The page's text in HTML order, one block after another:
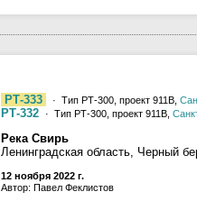
РТ-333 · Тип РТ-300, проект 911В,
РТ-332 · Тип РТ-300, проект 911В,
Река Свирь
Ленинградская область, Черный
12 ноября 2022 г.
Автор: Павел Феклистов